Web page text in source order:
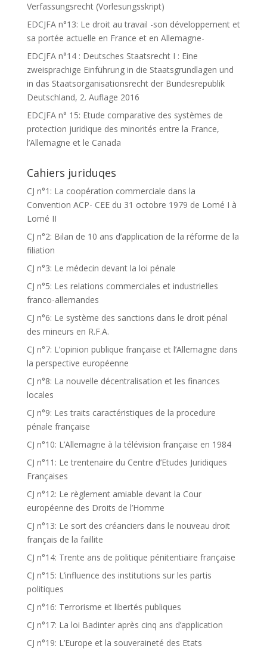
Verfassungsrecht (Vorlesungsskript)
EDCJFA n°13: Le droit au travail -son développement et
sa portée actuelle en France et en Allemagne-
EDCJFA n°14 : Deutsches Staatsrecht I : Eine
zweisprachige Einführung in die Staatsgrundlagen und
in das Staatsorganisationsrecht der Bundesrepublik
Deutschland, 2. Auflage 2016
EDCJFA n° 15: Etude comparative des systèmes de
protection juridique des minorités entre la France,
l’Allemagne et le Canada
Cahiers juriduqes
CJ n°1: La coopération commerciale dans la
Convention ACP- CEE du 31 octobre 1979 de Lomé I à
Lomé II
CJ n°2: Bilan de 10 ans d’application de la réforme de la
filiation
CJ n°3: Le médecin devant la loi pénale
CJ n°5: Les relations commerciales et industrielles
franco-allemandes
CJ n°6: Le système des sanctions dans le droit pénal
des mineurs en R.F.A.
CJ n°7: L’opinion publique française et l’Allemagne dans
la perspective européenne
CJ n°8: La nouvelle décentralisation et les finances
locales
CJ n°9: Les traits caractéristiques de la procedure
pénale française
CJ n°10: L’Allemagne à la télévision française en 1984
CJ n°11: Le trentenaire du Centre d’Etudes Juridiques
Françaises
CJ n°12: Le règlement amiable devant la Cour
européenne des Droits de l’Homme
CJ n°13: Le sort des créanciers dans le nouveau droit
français de la faillite
CJ n°14: Trente ans de politique pénitentiaire française
CJ n°15: L’influence des institutions sur les partis
politiques
CJ n°16: Terrorisme et libertés publiques
CJ n°17: La loi Badinter après cinq ans d’application
CJ n°19: L’Europe et la souveraineté des Etats